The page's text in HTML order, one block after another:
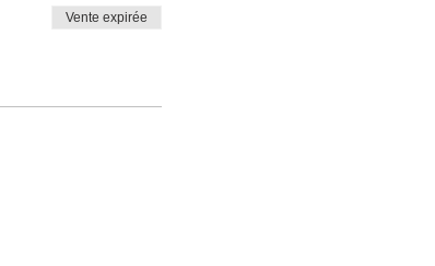
Vente expirée